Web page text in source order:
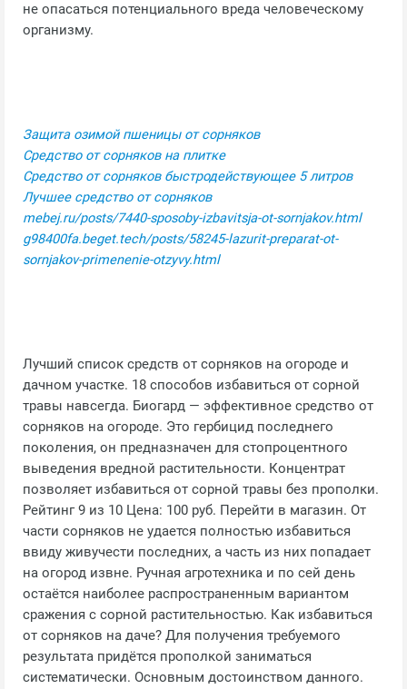
не опасаться потенциального вреда человеческому
организму.
Защита озимой пшеницы от сорняков
Средство от сорняков на плитке
Средство от сорняков быстродействующее 5 литров
Лучшее средство от сорняков
mebej.ru/posts/7440-sposoby-izbavitsja-ot-sornjakov.html
g98400fa.beget.tech/posts/58245-lazurit-preparat-ot-
sornjakov-primenenie-otzyvy.html
Лучший список средств от сорняков на огороде и
дачном участке. 18 способов избавиться от сорной
травы навсегда. Биогард — эффективное средство от
сорняков на огороде. Это гербицид последнего
поколения, он предназначен для стопроцентного
выведения вредной растительности. Концентрат
позволяет избавиться от сорной травы без прополки.
Рейтинг 9 из 10 Цена: 100 руб. Перейти в магазин. От
части сорняков не удается полностью избавиться
ввиду живучести последних, а часть из них попадает
на огород извне. Ручная агротехника и по сей день
остаётся наиболее распространенным вариантом
сражения с сорной растительностью. Как избавиться
от сорняков на даче? Для получения требуемого
результата придётся прополкой заниматься
систематически. Основным достоинством данного.